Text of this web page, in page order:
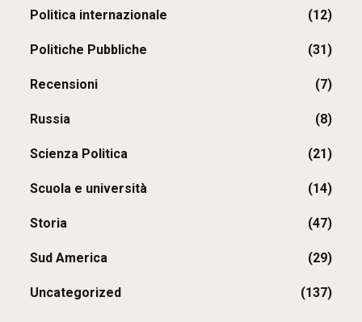
Politica internazionale (12)
Politiche Pubbliche (31)
Recensioni (7)
Russia (8)
Scienza Politica (21)
Scuola e università (14)
Storia (47)
Sud America (29)
Uncategorized (137)